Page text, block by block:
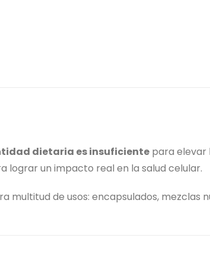
dietaria es insuficiente para elevar
lograr un impacto real en la salud celular.
multitud de usos: encapsulados, mezclas